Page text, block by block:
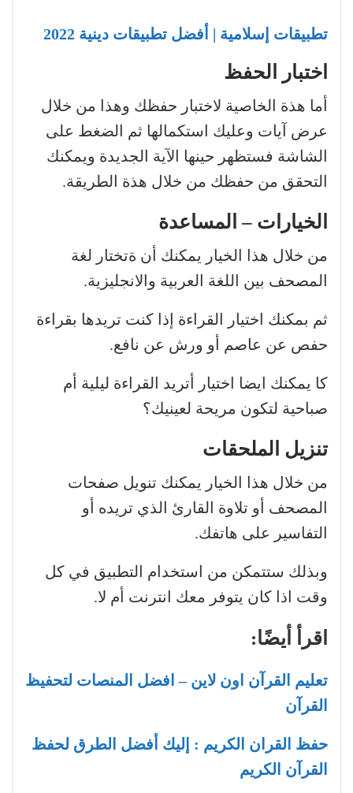
تطبيقات إسلامية | أفضل تطبيقات دينية 2022
اختبار الحفظ
أما هذة الخاصية لاختبار حفظك وهذا من خلال
عرض آيات وعليك استكمالها ثم الضغط على
الشاشة فستظهر حينها الآية الجديدة ويمكنك
التحقق من حفظك من خلال هذة الطريقة.
الخيارات – المساعدة
من خلال هذا الخيار يمكنك أن ةتختار لغة
المصحف بين اللغة العربية والانجليزية.
ثم بمكنك اختيار القراءة إذا كنت تريدها بقراءة
حفص عن عاصم أو ورش عن نافع.
كا يمكنك ايضا اختيار أتريد القراءة ليلية أم
صباحية لتكون مريحة لعينيك؟
تنزيل الملحقات
من خلال هذا الخيار يمكنك تنويل صفحات
المصحف أو تلاوة القارئ الذي تريده أو
التفاسير على هاتفك.
وبذلك ستتمكن من استخدام التطبيق في كل
وقت اذا كان يتوفر معك انترنت أم لا.
اقرأ أيضًا:
تعليم القرآن اون لاين – افضل المنصات لتحفيظ
القرآن
حفظ القران الكريم : إليك أفضل الطرق لحفظ
القرآن الكريم